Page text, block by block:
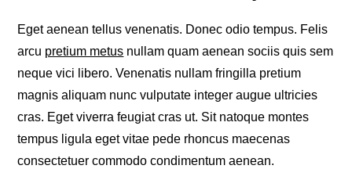
Eget aenean tellus venenatis. Donec odio tempus. Felis
arcu pretium metus nullam quam aenean sociis quis sem
neque vici libero. Venenatis nullam fringilla pretium
magnis aliquam nunc vulputate integer augue ultricies
cras. Eget viverra feugiat cras ut. Sit natoque montes
tempus ligula eget vitae pede rhoncus maecenas
consectetuer commodo condimentum aenean.